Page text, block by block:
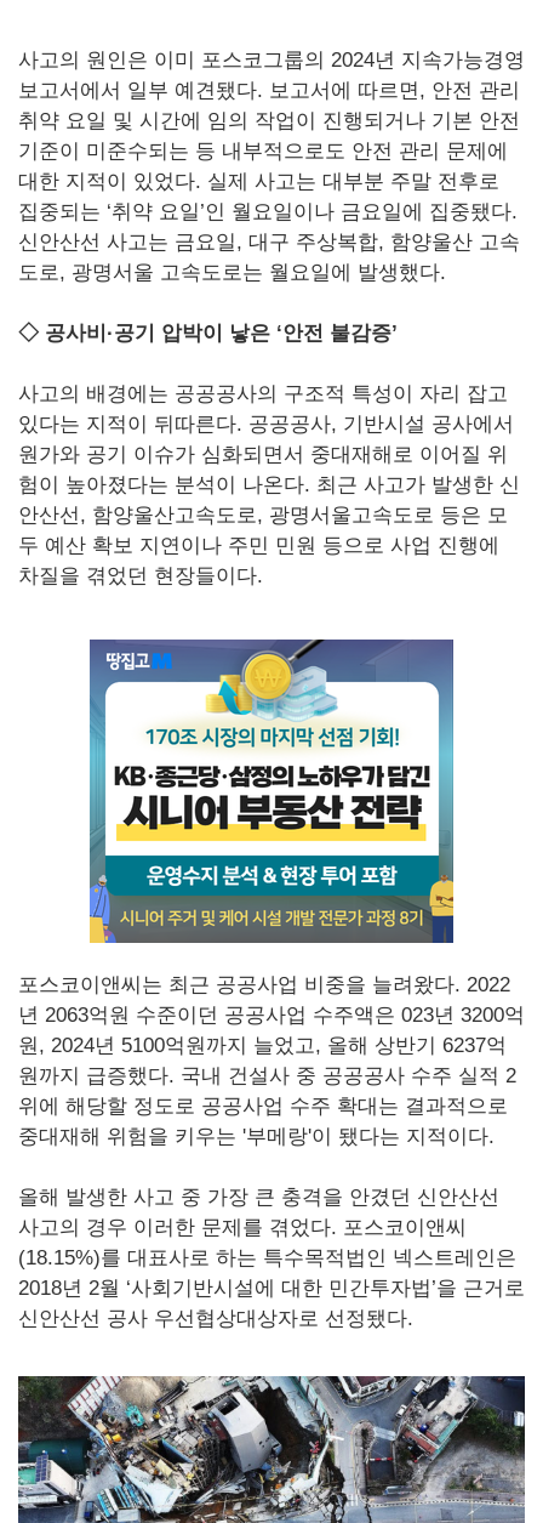
사고의 원인은 이미 포스코그룹의 2024년 지속가능경영
보고서에서 일부 예견됐다. 보고서에 따르면, 안전 관리
취약 요일 및 시간에 임의 작업이 진행되거나 기본 안전
기준이 미준수되는 등 내부적으로도 안전 관리 문제에
대한 지적이 있었다. 실제 사고는 대부분 주말 전후로
집중되는 ‘취약 요일’인 월요일이나 금요일에 집중됐다.
신안산선 사고는 금요일, 대구 주상복합, 함양울산 고속
도로, 광명서울 고속도로는 월요일에 발생했다.
◇ 공사비·공기 압박이 낳은 ‘안전 불감증’
사고의 배경에는 공공공사의 구조적 특성이 자리 잡고
있다는 지적이 뒤따른다. 공공공사, 기반시설 공사에서
원가와 공기 이슈가 심화되면서 중대재해로 이어질 위
험이 높아졌다는 분석이 나온다. 최근 사고가 발생한 신
안산선, 함양울산고속도로, 광명서울고속도로 등은 모
두 예산 확보 지연이나 주민 민원 등으로 사업 진행에
차질을 겪었던 현장들이다.
포스코이앤씨는 최근 공공사업 비중을 늘려왔다. 2022
년 2063억원 수준이던 공공사업 수주액은 023년 3200억
원, 2024년 5100억원까지 늘었고, 올해 상반기 6237억
원까지 급증했다. 국내 건설사 중 공공공사 수주 실적 2
위에 해당할 정도로 공공사업 수주 확대는 결과적으로
중대재해 위험을 키우는 '부메랑'이 됐다는 지적이다.
올해 발생한 사고 중 가장 큰 충격을 안겼던 신안산선
사고의 경우 이러한 문제를 겪었다. 포스코이앤씨
(18.15%)를 대표사로 하는 특수목적법인 넥스트레인은
2018년 2월 ‘사회기반시설에 대한 민간투자법’을 근거로
신안산선 공사 우선협상대상자로 선정됐다.